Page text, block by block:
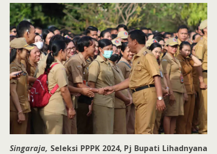
Singaraja, Seleksi PPPK 2024, Pj Bupati Lihadnyana